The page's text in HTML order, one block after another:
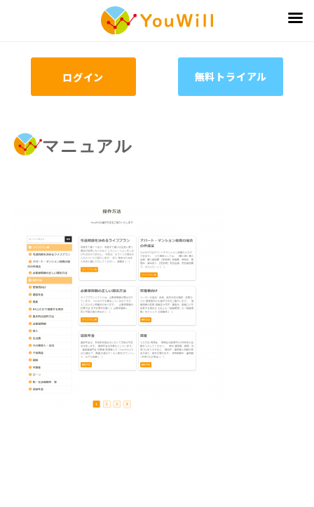
ログイン 無料トライアル
マニュアル